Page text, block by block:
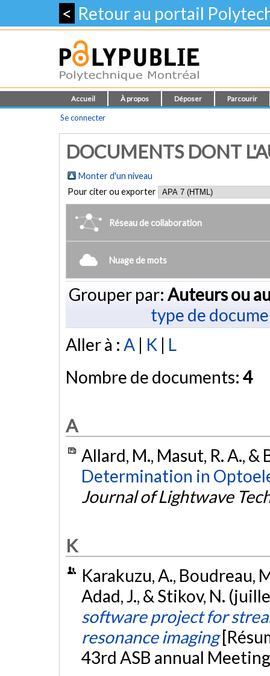
< Retour au portail
Accueil À propos Déposer Parcourir
Se connecter
DOCUMENTS DONT
Monter d'un niveau
Pour citer ou exporter
Réseau de collaboration
Nuage de mots
Grouper par: Auteurs ou
type de
Aller à : A | K | L
Nombre de documents: 4
A
Allard, M., Masut, R. A.,
Determination in
Journal of Lightwave
K
Karakuzu, A., Boudreau,
Adad, J., & Stikov, N.
software project for
resonance imaging
43rd ASB annual